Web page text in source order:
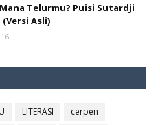
Telurmu? Puisi Sutardji
Asli)
LITERASI
cerpen